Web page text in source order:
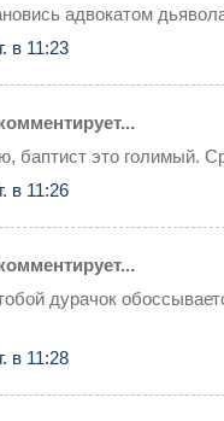
адвокатом
в 11:23
баптист это голимый.
в 11:26
дурачок
в 11:28